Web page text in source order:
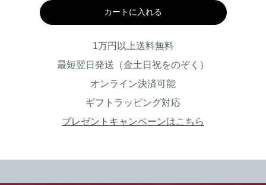
カートに入れる
1万円以上送料無料
最短翌日発送（金土日祝をのぞく）
オンライン決済可能
ギフトラッピング対応
プレゼントキャンペーンはこちら